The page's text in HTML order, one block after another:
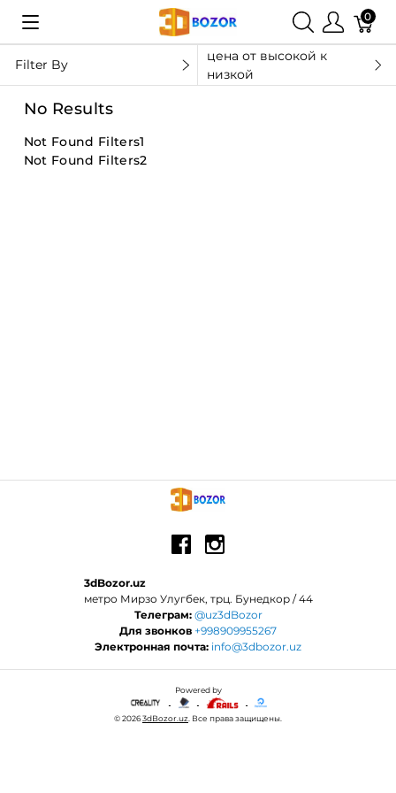
0
Filter By
цена от высокой к
низкой
No Results
Not Found Filters1
Not Found Filters2
3dBozor.uz
метро Мирзо Улугбек, трц. Бунедкор / 44
Телеграм: @uz3dBozor
Для звонков +998909955267
Электронная почта: info@3dbozor.uz
Powered by
© 20263dBozor.uz . Все права защищены.